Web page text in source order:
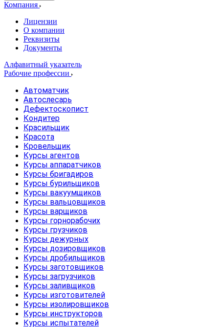
Компания
Лицензии
О компании
Реквизиты
Документы
Алфавитный указатель
Рабочие профессии
Автоматчик
Автослесарь
Дефектоскопист
Кондитер
Красильщик
Красота
Кровельщик
Курсы агентов
Курсы аппаратчиков
Курсы бригадиров
Курсы бурильщиков
Курсы вакуумщиков
Курсы вальцовщиков
Курсы варщиков
Курсы горнорабочих
Курсы грузчиков
Курсы дежурных
Курсы дозировщиков
Курсы дробильщиков
Курсы заготовщиков
Курсы загрузчиков
Курсы заливщиков
Курсы изготовителей
Курсы изолировщиков
Курсы инструкторов
Курсы испытателей